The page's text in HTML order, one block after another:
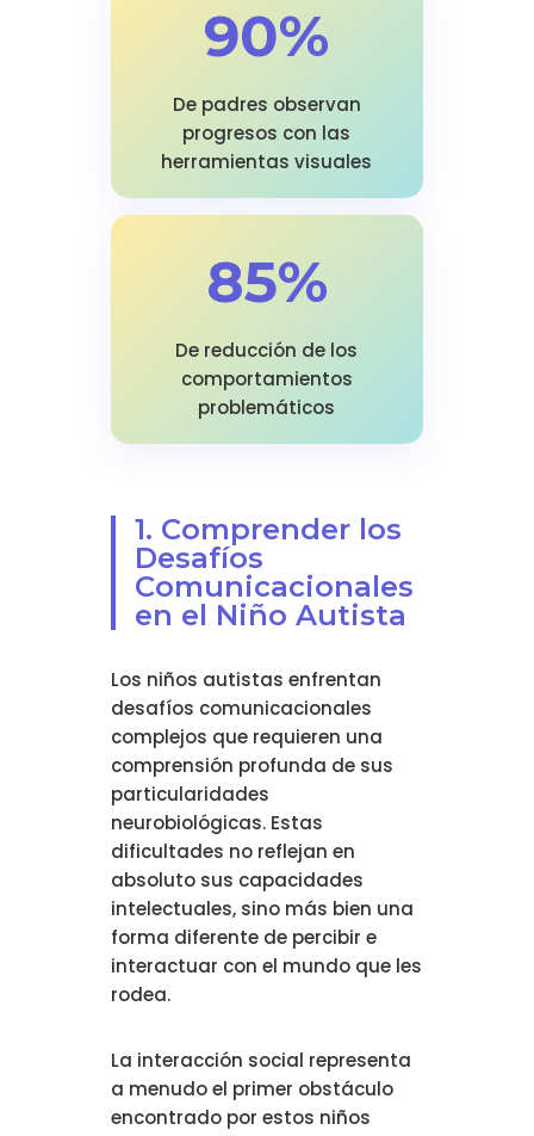
90%
De padres observan
progresos con las
herramientas visuales
85%
De reducción de los
comportamientos
problemáticos
1. Comprender los
Desafíos
Comunicacionales
en el Niño Autista
Los niños autistas enfrentan
desafíos comunicacionales
complejos que requieren una
comprensión profunda de sus
particularidades
neurobiológicas. Estas
dificultades no reflejan en
absoluto sus capacidades
intelectuales, sino más bien una
forma diferente de percibir e
interactuar con el mundo que les
rodea.
La interacción social representa
a menudo el primer obstáculo
encontrado por estos niños